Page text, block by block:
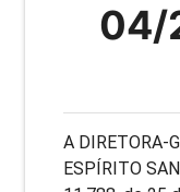
04/
A DIRETORA-
ESPÍRITO